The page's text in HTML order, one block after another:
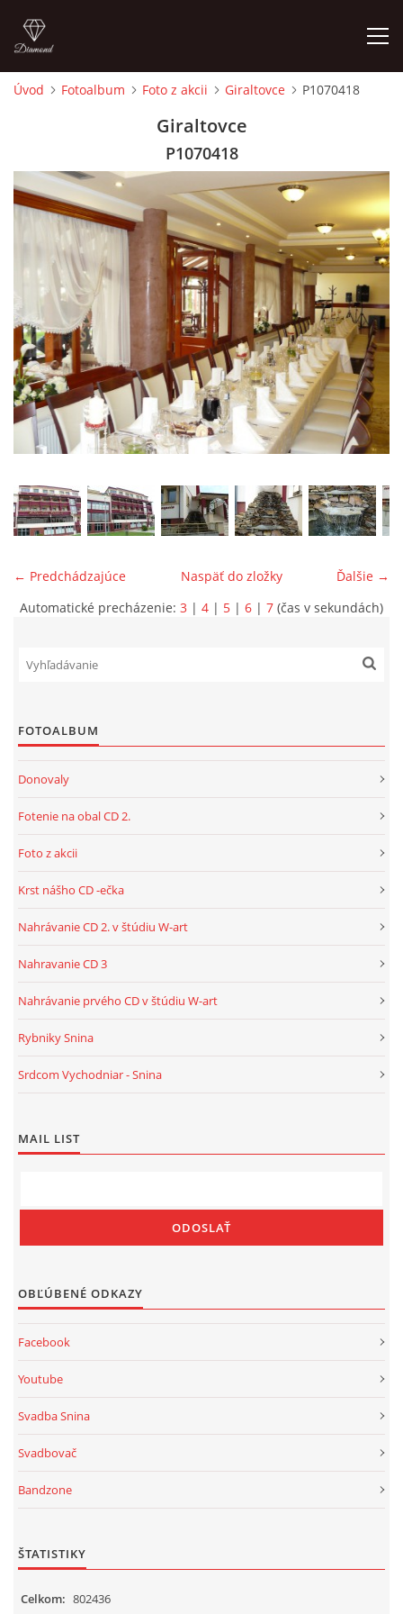
FOTOALBUM
AUDIO - VIDEO
VIDEOKLIPY
NÁVŠTEVNÁ KNIHA
ONÁS
KONTAKTUJTE NÁS
Úvod Fotoalbum Foto z akcii Giraltovce P1070418
Giraltovce
P1070418
← Predchádzajúce Ďalšie →
Naspäť do zložky
Automatické precházenie: 3 | 4 | 5 | 6 | 7 (čas v sekundách)
FOTOALBUM
Donovaly
Fotenie na obal CD 2.
Foto z akcii
Krst nášho CD -ečka
Nahrávanie CD 2. v štúdiu W-art
Nahravanie CD 3
Nahrávanie prvého CD v štúdiu W-art
Rybniky Snina
Srdcom Vychodniar - Snina
MAIL LIST
OBĽÚBENÉ ODKAZY
Facebook
Youtube
Svadba Snina
Svadbovač
Bandzone
ŠTATISTIKY
Celkom: 802436